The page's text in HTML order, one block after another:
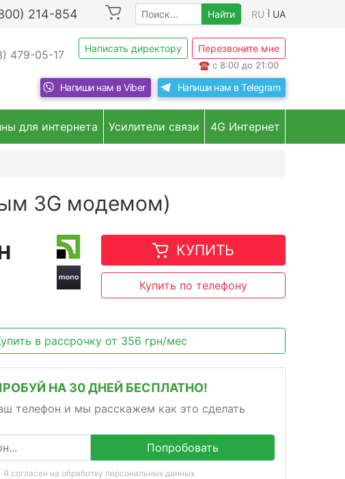
214-854 Найти RU UA
479-05-17 Написать директору Перезвоните мне
☎ с 8:00 до 21:00
Напиши нам в Viber Напиши нам в Telegram
для интернета Усилители связи 4G Интернет
3G модемом)
КУПИТЬ
Купить по телефону
в рассрочку от 356 грн/мес
НА 30 ДНЕЙ БЕСПЛАТНО!
телефон и мы расскажем как это сделать
Попробовать
Я согласен на обработку персональных данных